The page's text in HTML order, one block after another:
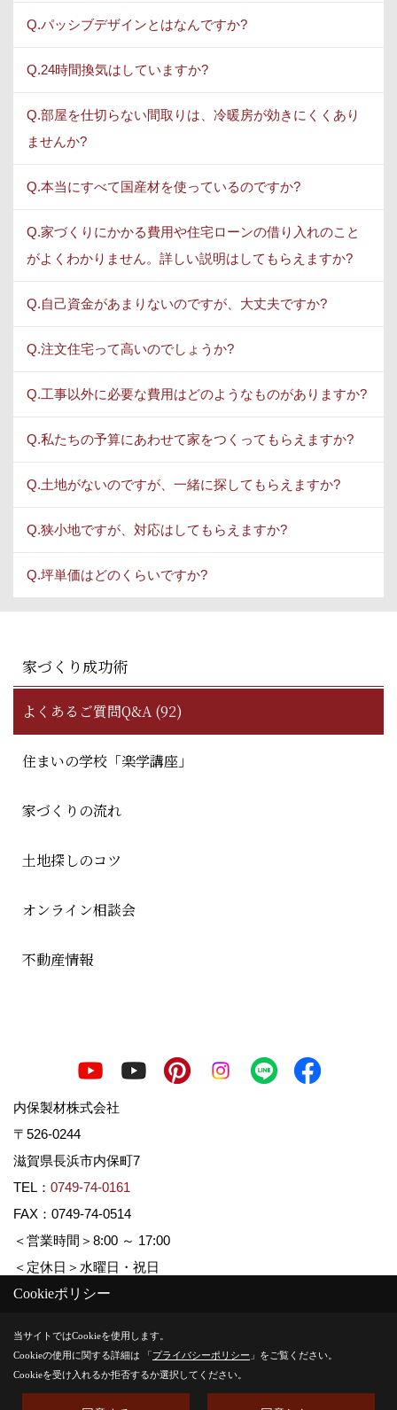
Q.パッシブデザインとはなんですか?
Q.24時間換気はしていますか?
Q.部屋を仕切らない間取りは、冷暖房が効きにくくあり
ませんか?
Q.本当にすべて国産材を使っているのですか?
Q.家づくりにかかる費用や住宅ローンの借り入れのこと
がよくわかりません。詳しい説明はしてもらえますか?
Q.自己資金があまりないのですが、大丈夫ですか?
Q.注文住宅って高いのでしょうか?
Q.工事以外に必要な費用はどのようなものがありますか?
Q.私たちの予算にあわせて家をつくってもらえますか?
Q.土地がないのですが、一緒に探してもらえますか?
Q.狭小地ですが、対応はしてもらえますか?
Q.坪単価はどのくらいですか?
家づくり成功術
よくあるご質問Q&A (92)
住まいの学校「楽学講座」
家づくりの流れ
土地探しのコツ
オンライン相談会
不動産情報
内保製材株式会社
〒526-0244
滋賀県長浜市内保町7
TEL： 0749-74-0161
FAX：0749-74-0514
＜営業時間＞8:00 ～ 17:00
＜定休日＞水曜日・祝日
Copyright (c) Uchiboseizai. All Rights Reserved.
Produced byゴデスクリエイト
Cookieポリシー
当サイトではCookieを使用します。
Cookieの使用に関する詳細は 「プライバシーポリシー 」をご覧ください。
Cookieを受け入れるか拒否するか選択してください。